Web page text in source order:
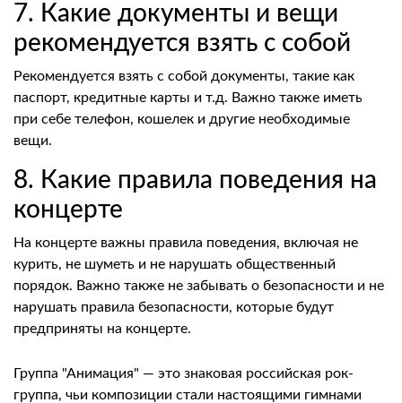
7. Какие документы и вещи
рекомендуется взять с собой
Рекомендуется взять с собой документы, такие как
паспорт, кредитные карты и т.д. Важно также иметь
при себе телефон, кошелек и другие необходимые
вещи.
8. Какие правила поведения на
концерте
На концерте важны правила поведения, включая не
курить, не шуметь и не нарушать общественный
порядок. Важно также не забывать о безопасности и не
нарушать правила безопасности, которые будут
предприняты на концерте.
Группа "Анимация" — это знаковая российская рок-
группа, чьи композиции стали настоящими гимнами